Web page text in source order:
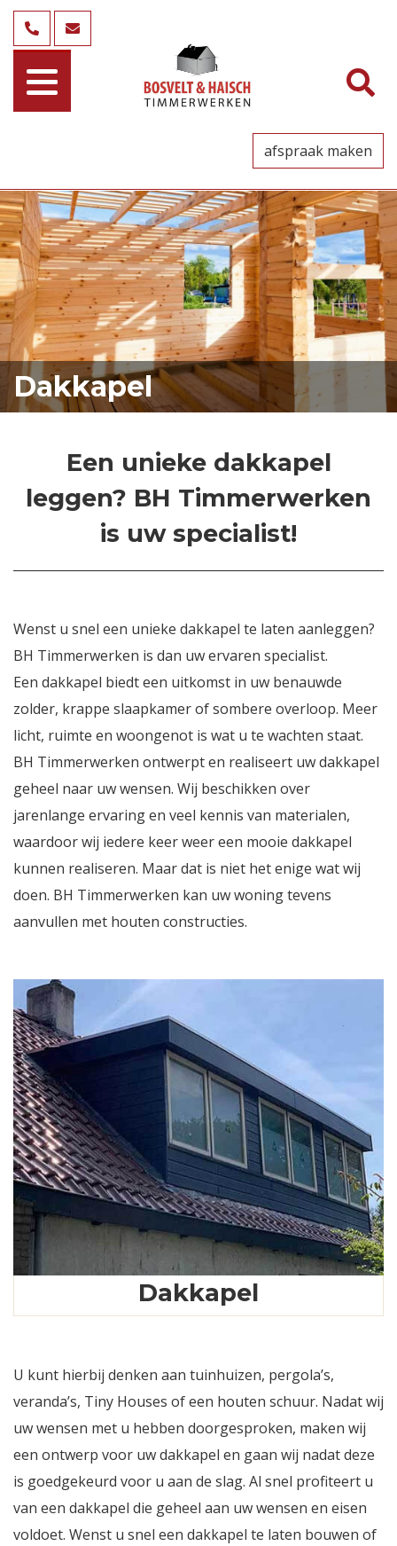
afspraak maken
Dakkapel
Een unieke dakkapel
leggen? BH Timmerwerken
is uw specialist!
Wenst u snel een unieke dakkapel te laten aanleggen?
BH Timmerwerken is dan uw ervaren specialist.
Een dakkapel biedt een uitkomst in uw benauwde
zolder, krappe slaapkamer of sombere overloop. Meer
licht, ruimte en woongenot is wat u te wachten staat.
BH Timmerwerken ontwerpt en realiseert uw dakkapel
geheel naar uw wensen. Wij beschikken over
jarenlange ervaring en veel kennis van materialen,
waardoor wij iedere keer weer een mooie dakkapel
kunnen realiseren. Maar dat is niet het enige wat wij
doen. BH Timmerwerken kan uw woning tevens
aanvullen met houten constructies.
Dakkapel
U kunt hierbij denken aan tuinhuizen, pergola’s,
veranda’s, Tiny Houses of een houten schuur. Nadat wij
uw wensen met u hebben doorgesproken, maken wij
een ontwerp voor uw dakkapel en gaan wij nadat deze
is goedgekeurd voor u aan de slag. Al snel profiteert u
van een dakkapel die geheel aan uw wensen en eisen
voldoet. Wenst u snel een dakkapel te laten bouwen of